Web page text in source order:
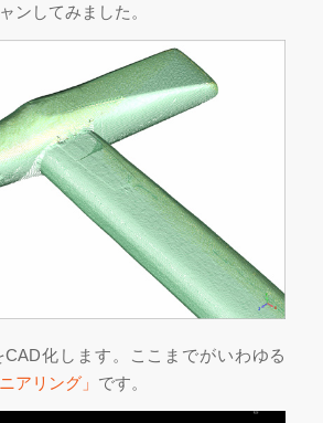
ンしてみました。
化します。ここまでがいわゆる
アリング」 です。